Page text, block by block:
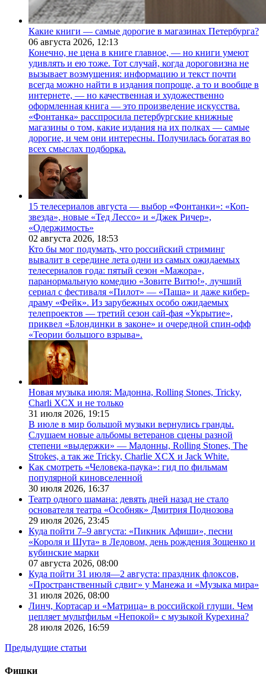
Какие книги — самые дорогие в магазинах Петербурга?
06 августа 2026, 12:13
Конечно, не цена в книге главное, — но книги умеют
удивлять и ею тоже. Тот случай, когда дороговизна не
вызывает возмущения: информацию и текст почти
всегда можно найти в издания попроще, а то и вообще в
интернете, — но качественная и художественно
оформленная книга — это произведение искусства.
«Фонтанка» расспросила петербургские книжные
магазины о том, какие издания на их полках — самые
дорогие, и чем они интересны. Получилась богатая во
всех смыслах подборка.
15 телесериалов августа — выбор «Фонтанки»: «Коп-
звезда», новые «Тед Лессо» и «Джек Ричер»,
«Одержимость»
02 августа 2026, 18:53
Кто бы мог подумать, что российский стриминг
вывалит в середине лета одни из самых ожидаемых
телесериалов года: пятый сезон «Мажора»,
паранормальную комедию «Зовите Витю!», лучший
сериал с фестиваля «Пилот» — «Паша» и даже кибер-
драму «Фейк». Из зарубежных особо ожидаемых
телепроектов — третий сезон сай-фая «Укрытие»,
приквел «Блондинки в законе» и очередной спин-офф
«Теории большого взрыва».
Новая музыка июля: Мадонна, Rolling Stones, Tricky,
Charli XCX и не только
31 июля 2026, 19:15
В июле в мир большой музыки вернулись гранды.
Слушаем новые альбомы ветеранов сцены разной
степени «выдержки» — Мадонны, Rolling Stones, The
Strokes, а так же Tricky, Charlie XCX и Jack White.
Как смотреть «Человека-паука»: гид по фильмам
популярной киновселенной
30 июля 2026, 16:37
Театр одного шамана: девять дней назад не стало
основателя театра «Особняк» Дмитрия Поднозова
29 июля 2026, 23:45
Куда пойти 7–9 августа: «Пикник Афиши», песни
«Короля и Шута» в Ледовом, день рождения Зощенко и
кубинские марки
07 августа 2026, 08:00
Куда пойти 31 июля—2 августа: праздник флоксов,
«Пространственный сдвиг» у Манежа и «Музыка мира»
31 июля 2026, 08:00
Линч, Кортасар и «Матрица» в российской глуши. Чем
цепляет мультфильм «Непокой» с музыкой Курехина?
28 июля 2026, 16:59
Предыдущие статьи
Фишки